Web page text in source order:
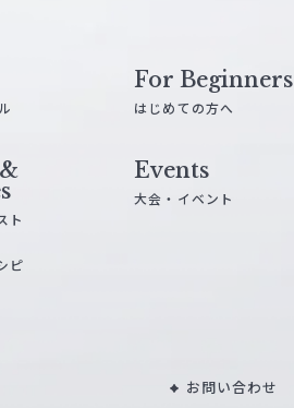
For Beginners
はじめての方へ
ト
ピ
Events
大会・イベント
お問い合わせ